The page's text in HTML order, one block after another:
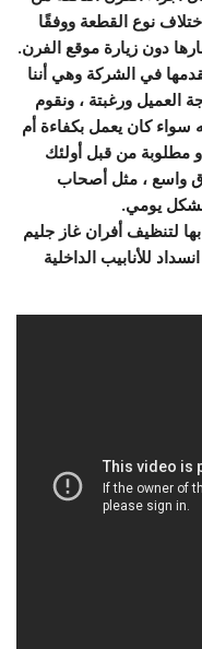
نوع القطعة ووفقًا
دون زيارة موقع الفرن.
في الشركة وهي أننا
العميل ورغبتة ، ونقوم
سواء كان يعمل بكفاءة أم
مطلوبة من قبل أولئك
واسع ، مثل أصحاب
يومي.
لتنظيف أفران غاز جليم
للأنابيب الداخلية